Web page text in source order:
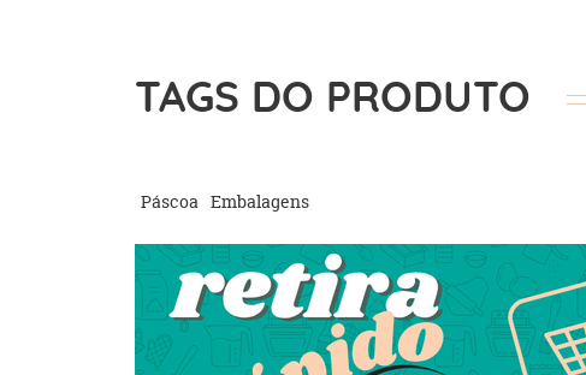
TAGS DO PRODUTO
Páscoa Embalagens